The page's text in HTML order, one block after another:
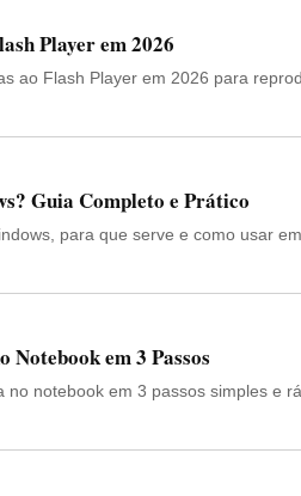
Player em 2026
ao Flash Player em 2026 para
Guia Completo e Prático
para que serve e como usar
Notebook em 3 Passos
no notebook em 3 passos simples e